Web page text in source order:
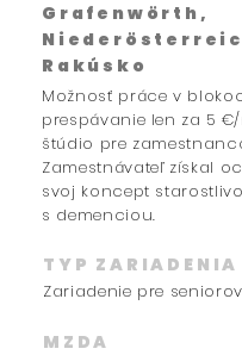
Grafenwörth,
Rakúsko
Možnosť práce v
prespávanie len za 5
štúdio pre
Zamestnávateľ získal
svoj koncept
s demenciou.
TYP ZARIADENIA
Zariadenie pre seniorov
MZDA